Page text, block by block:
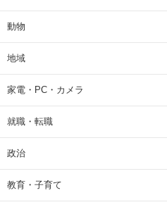
動物
地域
家電・PC・カメラ
就職・転職
政治
教育・子育て